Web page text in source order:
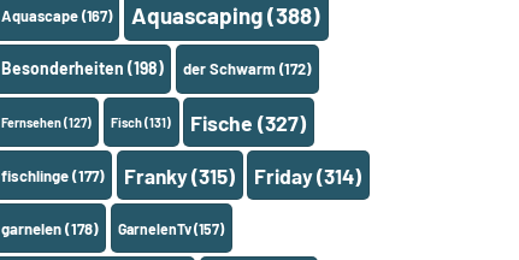
Aquascape(167) Aquascaping(388)
Besonderheiten (198) der Schwarm(172)
Fernsehen(127) Fisch(131) Fische (327)
fischlinge(177) Franky(315) Friday(314)
garnelen(178) GarnelenTv(157)